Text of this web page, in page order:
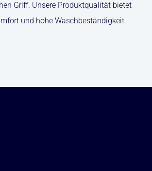
Griff. Unsere Produktqualität bietet
und hohe Waschbeständigkeit.